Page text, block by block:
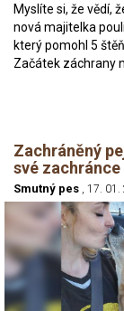
Myslíte si, že vědí,
nová majitelka
který pomohl 5
Začátek záchrany
Zachráněný
své zachránce
Smutný pes , 17. 01.